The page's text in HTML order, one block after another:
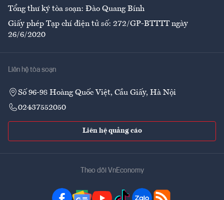
Tổng thư ký tòa soạn: Đào Quang Bính
Giấy phép Tạp chí điện tử số: 272/GP-BTTTT ngày
26/6/2020
Liên hệ tòa soạn
Số 96-98 Hoàng Quốc Việt, Cầu Giấy, Hà Nội
02437552050
Liên hệ quảng cáo
Theo dõi VnEconomy